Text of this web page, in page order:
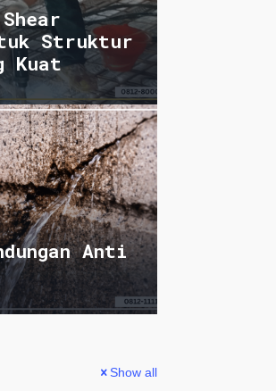
Struktur
Kuat
Anti
Show all